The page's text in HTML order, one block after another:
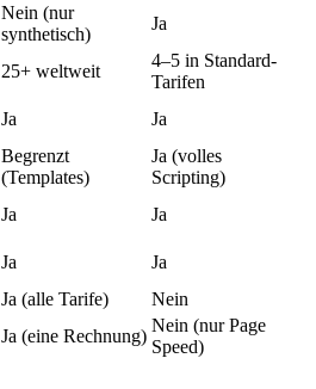
Nein (nur
synthetisch)
Ja
25+ weltweit
4–5 in Standard-
Tarifen
Ja
Ja
Begrenzt
(Templates)
Ja (volles
Scripting)
Ja
Ja
Ja
Ja
Ja (alle Tarife)
Nein
Ja (eine Rechnung)
Nein (nur Page
Speed)